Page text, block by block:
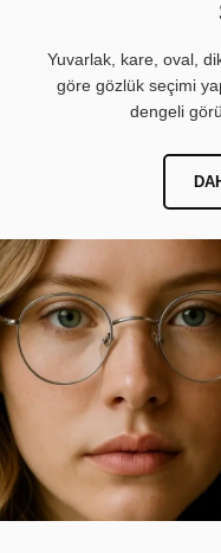
Yuvarlak, kare, oval,
göre gözlük seçimi
dengeli